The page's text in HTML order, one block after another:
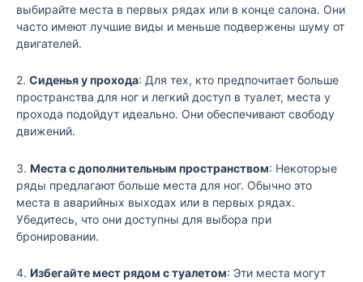
выбирайте места в первых рядах или в конце салона. Они
часто имеют лучшие виды и меньше подвержены шуму от
двигателей.
2. Сиденья у прохода: Для тех, кто предпочитает больше
пространства для ног и легкий доступ в туалет, места у
прохода подойдут идеально. Они обеспечивают свободу
движений.
3. Места с дополнительным пространством: Некоторые
ряды предлагают больше места для ног. Обычно это
места в аварийных выходах или в первых рядах.
Убедитесь, что они доступны для выбора при
бронировании.
4. Избегайте мест рядом с туалетом: Эти места могут